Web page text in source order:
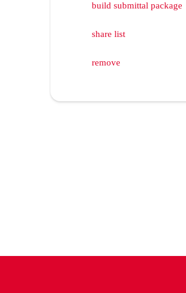
build submittal package
share list
remove